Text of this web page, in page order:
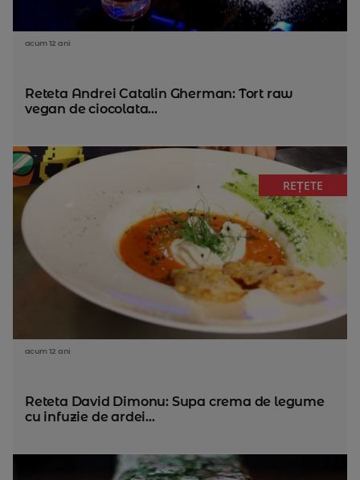
acum 12 ani
Reteta Andrei Catalin Gherman: Tort raw
vegan de ciocolata...
REȚETE
acum 12 ani
Reteta David Dimonu: Supa crema de legume
cu infuzie de ardei...